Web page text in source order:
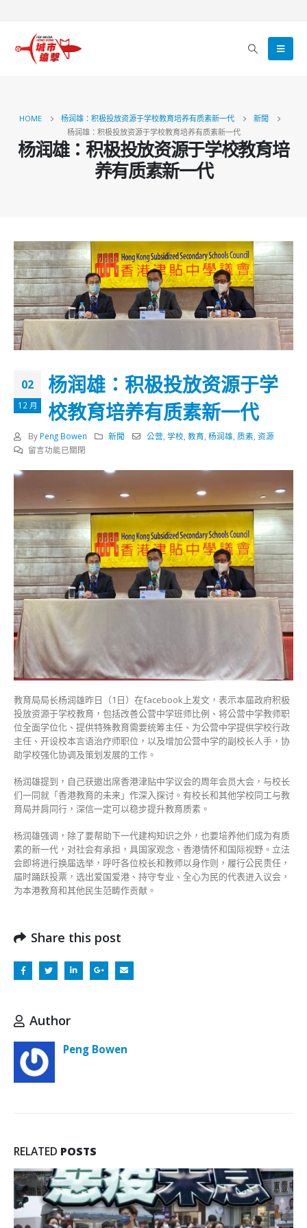
HOME 杨润雄：积极投放资源于学校教育培养有质素新一代
新聞
杨润雄：积极投放资源于学校教育培养有质素新一代
杨润雄：积极投放资源于学校教育培
养有质素新一代
02
12 月
杨润雄：积极投放资源于学
校教育培养有质素新一代
By Peng Bowen 新聞 公营,学校,教育,杨润雄,质素,资源
在
极
投
放
资
源
于
学
教
培
养
有
质
素
新
一
代〉
留言功能已關閉
教育局局长杨润雄昨日（1日）在facebook上发文，表示本届政府积极
投放资源于学校教育，包括改善公营中学班师比例、将公营中学教师职
位全面学位化、提供特殊教育需要统筹主任、为公营中学提供学校行政
主任、开设校本言语治疗师职位，以及增加公营中学的副校长人手，协
助学校强化协调及策划发展的工作。
杨润雄提到，自己获邀出席香港津贴中学议会的周年会员大会，与校长
们一同就「香港教育的未来」作深入探讨。有校长和其他学校同工与教
育局并肩同行，深信一定可以稳步提升教育质素。
杨润雄强调，除了要帮助下一代建构知识之外，也要培养他们成为有质
素的新一代，对社会有承担，具国家观念、香港情怀和国际视野。立法
会即将进行换届选举，呼吁各位校长和教师以身作则，履行公民责任，
届时踊跃投票，选出爱国爱港、持守专业、全心为民的代表进入议会，
为本港教育和其他民生范畴作贡献。
Share this post
Author
Peng Bowen
RELATED POSTS